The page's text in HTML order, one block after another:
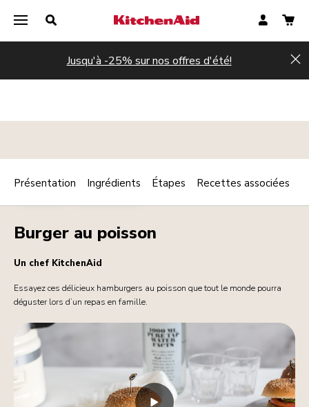
Jusqu'à -25% sur nos offres d'été!
POISSON STREET FOOD Print
Burger au poisson
Un chef KitchenAid
Essayez ces délicieux hamburgers au poisson que tout le monde pourra
déguster lors d’un repas en famille.
Présentation Ingrédients Étapes Recettes associées